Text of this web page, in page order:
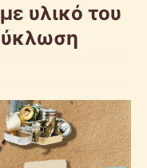
υλικό του